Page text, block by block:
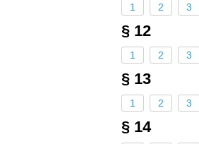
1 2 3
§ 12
1 2 3
§ 13
1 2 3
§ 14